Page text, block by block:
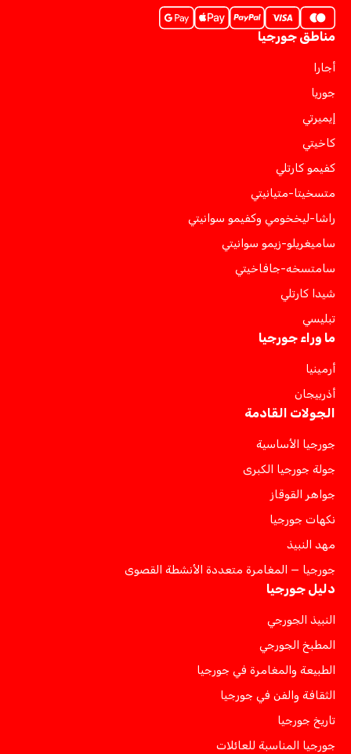
مناطق جورجيا
أجارا
جوريا
إيميرتي
كاخيتي
كفيمو كارتلي
متسخيتا-متيانيتي
راشا-ليخخومي وكفيمو سوانيتي
ساميغريلو-زيمو سوانيتي
سامتسخه-جافاخيتي
شيدا كارتلي
تبليسي
ما وراء جورجيا
أرمينيا
أذربيجان
الجولات القادمة
جورجيا الأساسية
جولة جورجيا الكبرى
جواهر القوقاز
نكهات جورجيا
مهد النبيذ
جورجيا — المغامرة متعددة الأنشطة القصوى
دليل جورجيا
النبيذ الجورجي
المطبخ الجورجي
الطبيعة والمغامرة في جورجيا
الثقافة والفن في جورجيا
تاريخ جورجيا
جورجيا المناسبة للعائلات